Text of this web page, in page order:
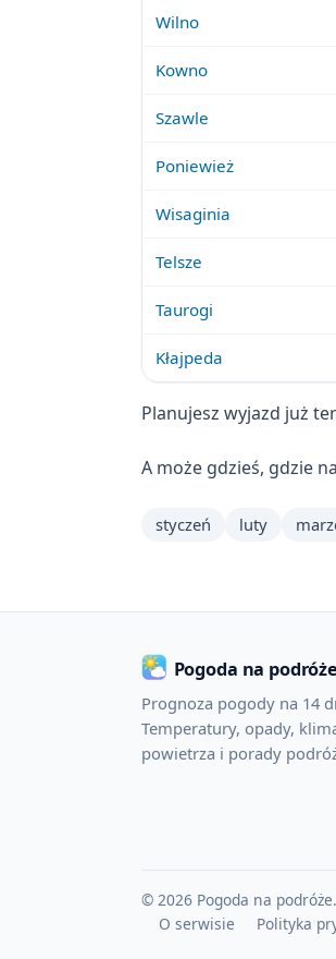
Wilno
Kowno
Szawle
Poniewież
Wisaginia
Telsze
Taurogi
Kłajpeda
Planujesz wyjazd już
A może gdzieś, gdzie
styczeń luty
Pogoda na podróże
Prognoza pogody na 14
Temperatury, opady,
powietrza i porady
© 2026 Pogoda na podróże.
O serwisie
Polityka